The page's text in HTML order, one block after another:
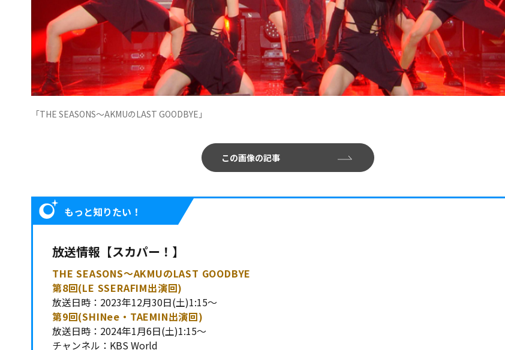
「THE SEASONS～AKMUのLAST GOODBYE」
この画像の記事
もっと知りたい！
放送情報【スカパー！】
THE SEASONS～AKMUのLAST GOODBYE
第8回(LE SSERAFIM出演回)
放送日時：2023年12月30日(土)1:15～
第9回(SHINee・TAEMIN出演回)
放送日時：2024年1月6日(土)1:15～
チャンネル：KBS World